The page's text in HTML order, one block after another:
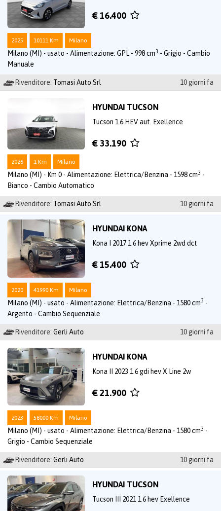
€ 16.400
2025 10111 Km Milano
Milano (MI) - usato - Alimentazione: GPL - 998 cm3 - Grigio - Cambio
Manuale
Rivenditore: Tomasi Auto Srl 10 giorni fa
HYUNDAI TUCSON
Tucson 1.6 HEV aut. Exellence
€ 33.190
2026 1 Km Milano
Milano (MI) - Km 0 - Alimentazione: Elettrica/Benzina - 1598 cm3 -
Bianco - Cambio Automatico
Rivenditore: Tomasi Auto Srl 10 giorni fa
HYUNDAI KONA
Kona I 2017 1.6 hev Xprime 2wd dct
€ 15.400
2020 41990 Km Milano
Milano (MI) - usato - Alimentazione: Elettrica/Benzina - 1580 cm3 -
Argento - Cambio Sequenziale
Rivenditore: Gerli Auto 10 giorni fa
HYUNDAI KONA
Kona II 2023 1.6 gdi hev X Line 2w
€ 21.900
2023 58000 Km Milano
Milano (MI) - usato - Alimentazione: Elettrica/Benzina - 1580 cm3 -
Grigio - Cambio Sequenziale
Rivenditore: Gerli Auto 10 giorni fa
HYUNDAI TUCSON
Tucson III 2021 1.6 hev Exellence